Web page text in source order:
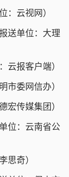
云视网）
送单位：大理
报客户端）
委网信办）
传媒集团）
位：云南省公
思奇）